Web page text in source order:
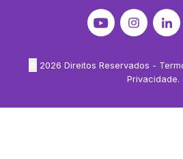
2026 Direitos Reservados -
Privacidade.